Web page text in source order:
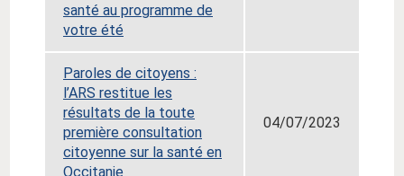
santé au programme de
votre été
Paroles de citoyens :
l’ARS restitue les
résultats de la toute
première consultation
citoyenne sur la santé en
Occitanie
04/07/2023